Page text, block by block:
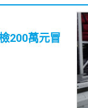
200萬元冒